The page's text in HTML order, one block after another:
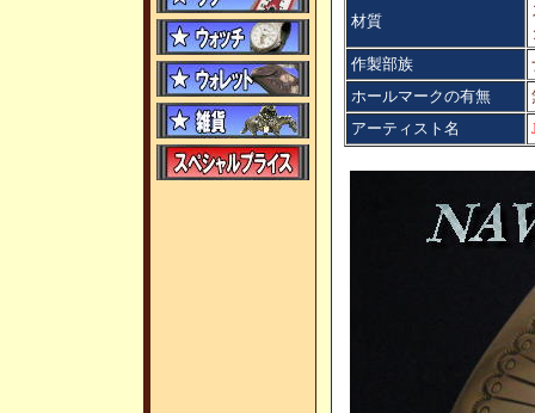
材質
作製部族
ホールマークの有無
アーティスト名